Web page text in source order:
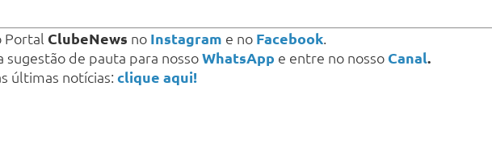
Portal ClubeNews no Instagram e no Facebook.
sugestão de pauta para nossoWhatsApp e entre no nosso Canal.
últimas notícias: clique aqui!